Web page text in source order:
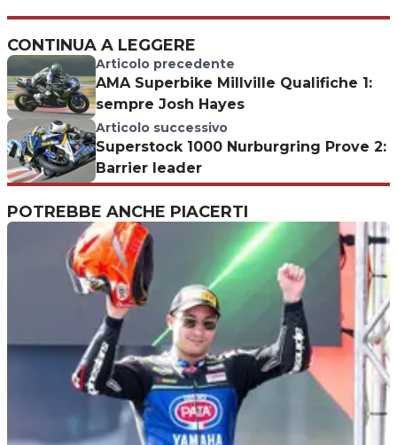
CONTINUA A LEGGERE
Articolo precedente
AMA Superbike Millville Qualifiche 1:
sempre Josh Hayes
Articolo successivo
Superstock 1000 Nurburgring Prove 2:
Barrier leader
POTREBBE ANCHE PIACERTI